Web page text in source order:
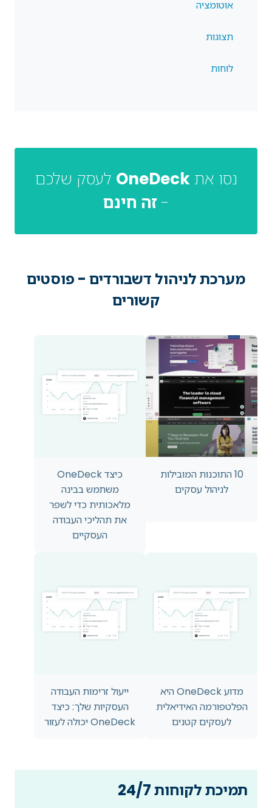
אוטומציה
תצוגות
לוחות
נסו אתOneDeck לעסק שלכם
-זה חינם
מערכת לניהול דשבורדים - פוסטים
קשורים
10 התוכנות המובילות
לניהול עסקים
כיצד OneDeck
משתמש בבינה
מלאכותית כדי לשפר
את תהליכי העבודה
העסקיים
מדוע OneDeck היא
הפלטפורמה האידיאלית
לעסקים קטנים
ייעול זרימות העבודה
העסקיות שלך: כיצד
OneDeck יכולה לעזור
תמיכת לקוחות 24/7